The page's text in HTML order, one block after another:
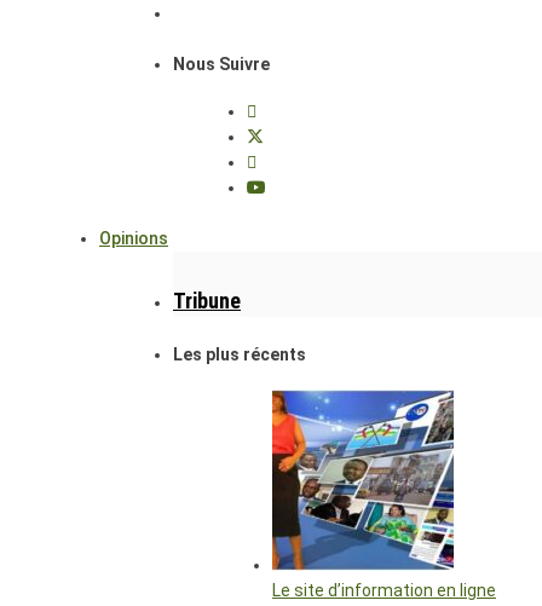
Nous Suivre
Opinions
Tribune
Les plus récents
Le site d’information en ligne